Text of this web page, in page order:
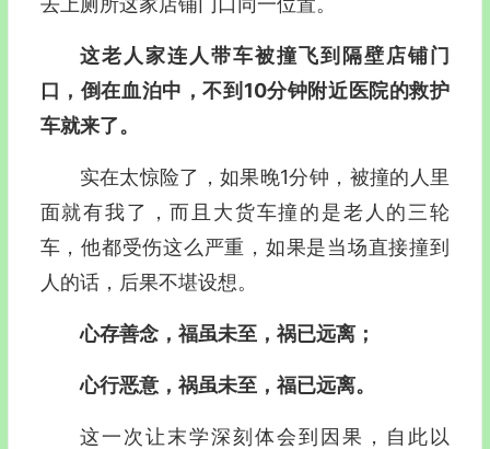
这老人家连人带车被撞飞到隔壁店铺门
口，倒在血泊中，不到10分钟附近医院的救护
车就来了。
实在太惊险了，如果晚1分钟，被撞的人里
面就有我了，而且大货车撞的是老人的三轮
车，他都受伤这么严重，如果是当场直接撞到
人的话，后果不堪设想。
心存善念，福虽未至，祸已远离；
心行恶意，祸虽未至，福已远离。
这一次让末学深刻体会到因果，自此以